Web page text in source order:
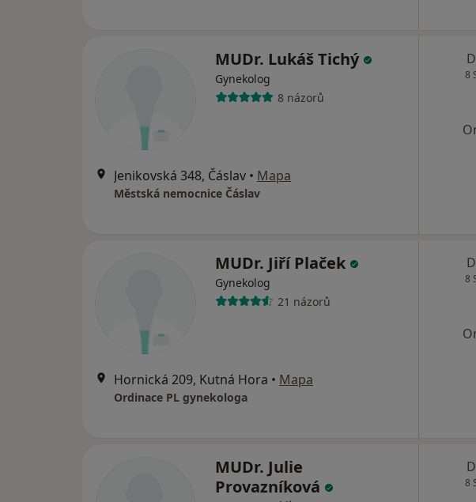
MUDr. Lukáš Tichý
Gynekolog
8 názorů
Jenikovská 348, Čáslav • Mapa
Městská nemocnice Čáslav
8
MUDr. Jiří Plaček
Gynekolog
21 názorů
Hornická 209, Kutná Hora • Mapa
Ordinace PL gynekologa
8
MUDr. Julie
Provazníková
8